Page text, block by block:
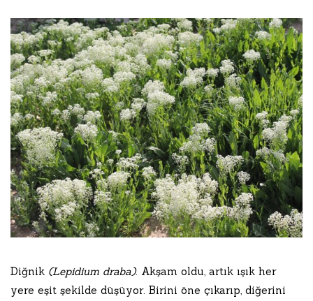
Diğnik (Lepidium draba). Akşam oldu, artık ışık her
yere eşit şekilde düşüyor. Birini öne çıkarıp, diğerini